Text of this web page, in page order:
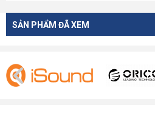
SẢN PHẨM ĐÃ XEM